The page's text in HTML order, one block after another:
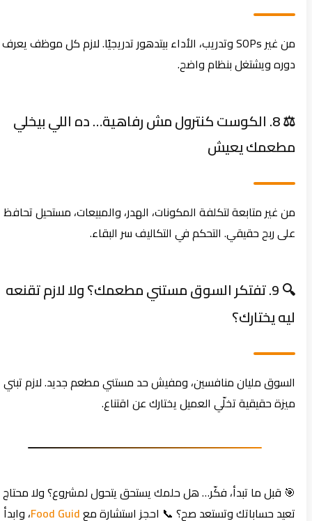
من غير SOPs وتدريب، الأداء بيتدهور تدريجيًا. لازم كل موظف يعرف
دوره ويشتغل بنظام واضح.
⚖️ 8. الكوست كنترول مش رفاهية… ده اللي بيخلي
مطعمك يعيش
من غير متابعة لتكلفة المكونات، الهدر، والمبيعات، مستحيل تحافظ
على ربح حقيقي. التحكم في التكاليف سر البقاء.
🔍 9. تفتكر السوق مستني مطعمك؟ ولا لازم تقنعه
ليه يختارك؟
السوق مليان منافسين، ومفيش حد مستني مطعم جديد. لازم تبني
ميزة حقيقية تخلّي العميل يختارك عن اقتناع.
🎯 قبل ما تبدأ، فكّر… هل حلمك يستحق يتحول لمشروع؟ ولا محتاج
تعيد حساباتك وتستعد صح؟ 📞 احجز استشارة معFood Guid، وابدأ